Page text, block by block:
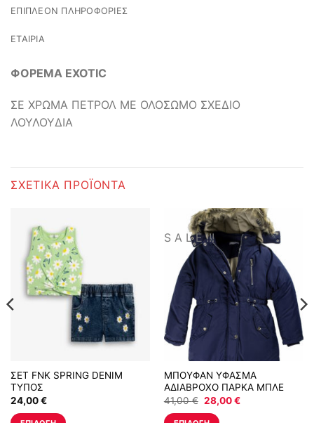
ΕΠΙΠΛΈΟΝ ΠΛΗΡΟΦΟΡΊΕΣ
ΕΤΑΙΡΊΑ
ΦΟΡΕΜΑ EXOTIC
ΣΕ ΧΡΩΜΑ ΠΕΤΡΟΛ ΜΕ ΟΛΟΣΩΜΟ ΣΧΕΔΙΟ
ΛΟΥΛΟΥΔΙΑ
ΣΧΕΤΙΚΆ ΠΡΟΪΌΝΤΑ
ΣΕΤ FNK SPRING DENIM
ΤΥΠΟΣ
24,00€
S A L E !!!
ΜΠΟΥΦΑΝ ΥΦΑΣΜΑ
ΑΔΙΑΒΡΟΧΟ ΠΑΡΚΑ ΜΠΛΕ
41,00€ Original
price
was:
28,00€Η